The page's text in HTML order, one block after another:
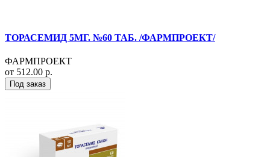
ТОРАСЕМИД 5МГ. №60 ТАБ. /ФАРМПРОЕКТ/
ФАРМПРОЕКТ
от 512.00 р.
Под заказ